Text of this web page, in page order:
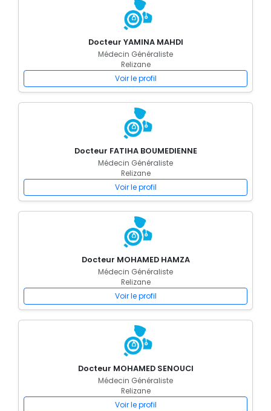
Docteur YAMINA MAHDI
Médecin Généraliste
Relizane
Voir le profil
Docteur FATIHA BOUMEDIENNE
Médecin Généraliste
Relizane
Voir le profil
Docteur MOHAMED HAMZA
Médecin Généraliste
Relizane
Voir le profil
Docteur MOHAMED SENOUCI
Médecin Généraliste
Relizane
Voir le profil